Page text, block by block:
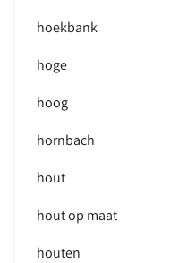
hoekbank
hoge
hoog
hornbach
hout
hout op maat
houten